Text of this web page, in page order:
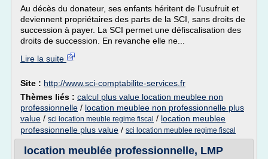
Au décès du donateur, ses enfants héritent de l'usufruit et
deviennent propriétaires des parts de la SCI, sans droits de
succession à payer. La SCI permet une défiscalisation des
droits de succession. En revanche elle ne...
Lire la suite
Site : http://www.sci-comptabilite-services.fr
Thèmes liés : calcul plus value location meublee non
professionnelle / location meublee non professionnelle plus
value / sci location meuble regime fiscal / location meublee
professionnelle plus value / sci location meublee regime fiscal
location meublée professionnelle, LMP